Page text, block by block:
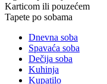
Karticom ili pouzećem
Tapete po sobama
Dnevna soba
Spavaća soba
Dečija soba
Kuhinja
Kupatilo